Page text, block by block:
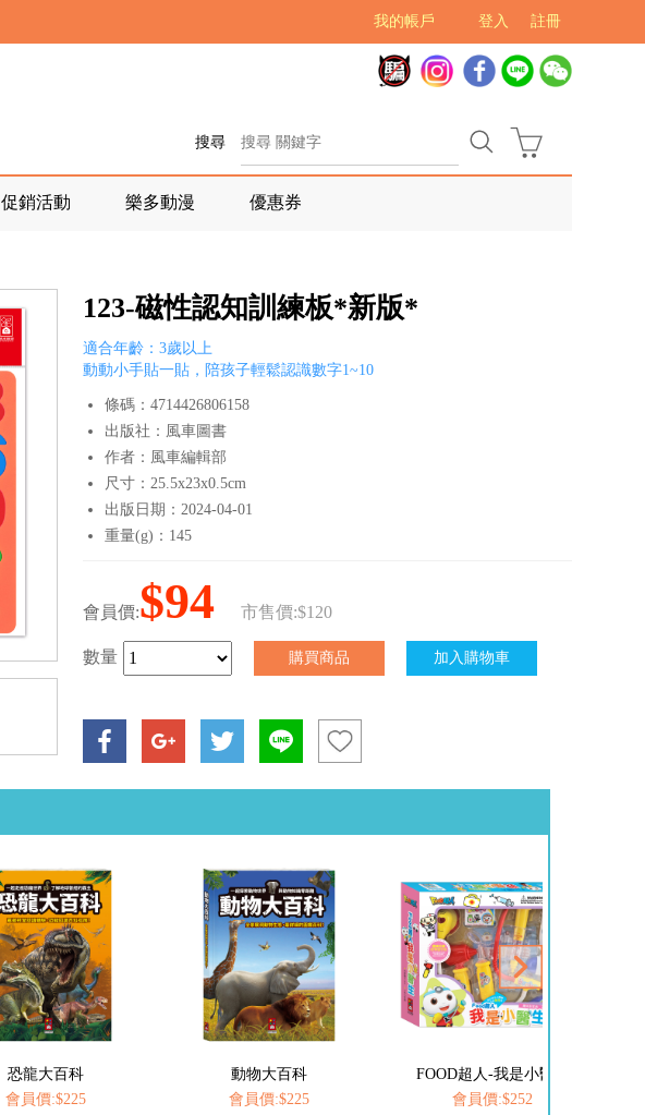
註冊
登入
我的帳戶
搜尋
促銷活動 樂多動漫 優惠券
123-磁性認知訓練板*新版*
適合年齡：3歲以上
動動小手貼一貼，陪孩子輕鬆認識數字1~10
條碼：4714426806158
出版社：風車圖書
作者：風車編輯部
尺寸：25.5x23x0.5cm
出版日期：2024-04-01
重量(g)：145
會員價:$94 市售價:$120
數量
恐龍大百科
會員價:$225
動物大百科
會員價:$225
FOOD超人-我是小醫生
會員價:$252